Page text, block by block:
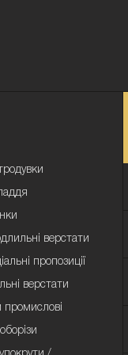
Елпром
Наш
верстати
пропозиції
верстати
промислові